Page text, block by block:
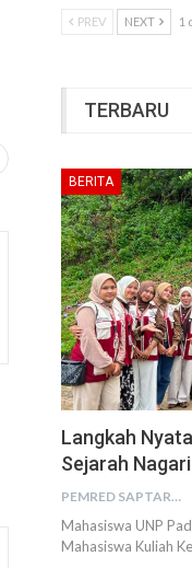
PREV NEXT 1
TERBARU
BERITA
Langkah
Sejarah
PEMRED SAPTARIUS
Mahasiswa UNP
Mahasiswa Kuliah